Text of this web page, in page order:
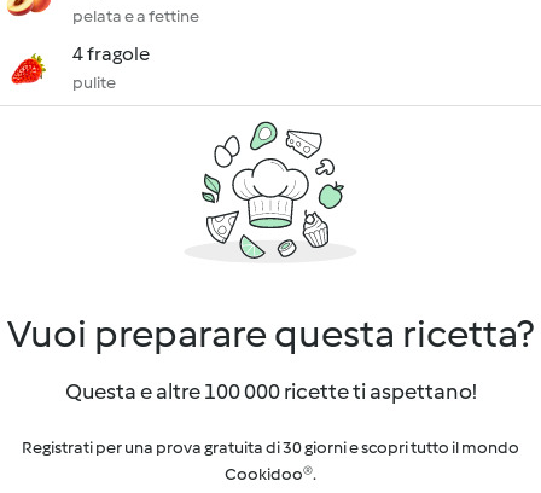
pelata e a fettine
4 fragole
pulite
Vuoi preparare questa ricetta?
Questa e altre 100 000 ricette ti aspettano!
Registrati per una prova gratuita di 30 giorni e scopri tutto il mondo
Cookidoo®.